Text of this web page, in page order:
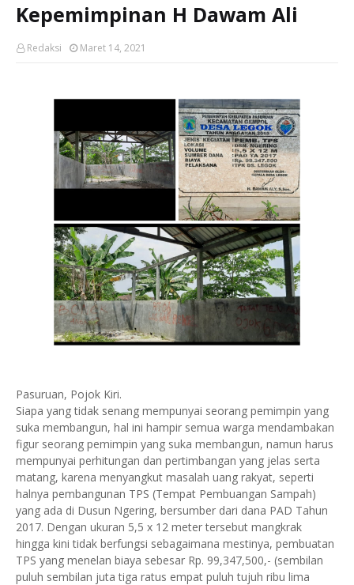
Kepemimpinan H Dawam Ali
Redaksi Maret 14, 2021
Pasuruan, Pojok Kiri.
Siapa yang tidak senang mempunyai seorang pemimpin yang
suka membangun, hal ini hampir semua warga mendambakan
figur seorang pemimpin yang suka membangun, namun harus
mempunyai perhitungan dan pertimbangan yang jelas serta
matang, karena menyangkut masalah uang rakyat, seperti
halnya pembangunan TPS (Tempat Pembuangan Sampah)
yang ada di Dusun Ngering, bersumber dari dana PAD Tahun
2017. Dengan ukuran 5,5 x 12 meter tersebut mangkrak
hingga kini tidak berfungsi sebagaimana mestinya, pembuatan
TPS yang menelan biaya sebesar Rp. 99,347,500,- (sembilan
puluh sembilan juta tiga ratus empat puluh tujuh ribu lima